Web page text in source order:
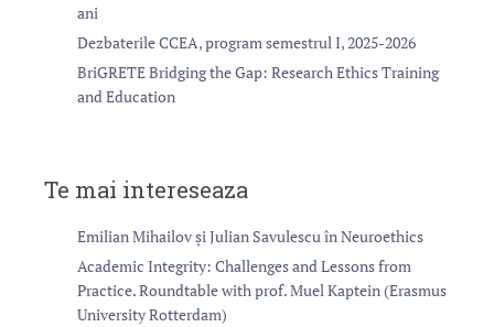
ani
Dezbaterile CCEA, program semestrul I, 2025-2026
BriGRETE Bridging the Gap: Research Ethics Training
and Education
Te mai intereseaza
Emilian Mihailov și Julian Savulescu în Neuroethics
Academic Integrity: Challenges and Lessons from
Practice. Roundtable with prof. Muel Kaptein (Erasmus
University Rotterdam)